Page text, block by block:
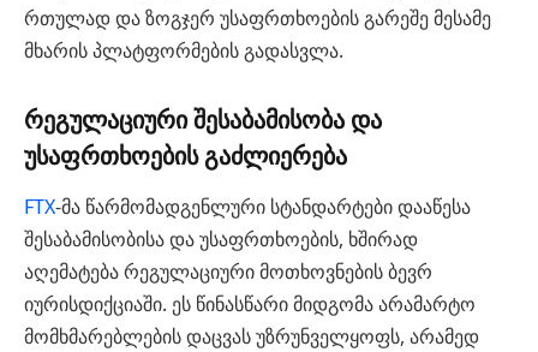
რთულად და ზოგჯერ უსაფრთხოების გარეშე მესამე
მხარის პლატფორმების გადასვლა.
რეგულაციური შესაბამისობა და
უსაფრთხოების გაძლიერება
FTX-მა წარმომადგენლური სტანდარტები დააწესა
შესაბამისობისა და უსაფრთხოების, ხშირად
აღემატება რეგულაციური მოთხოვნების ბევრ
იურისდიქციაში. ეს წინასწარი მიდგომა არამარტო
მომხმარებლების დაცვას უზრუნველყოფს, არამედ